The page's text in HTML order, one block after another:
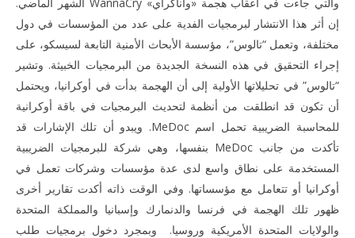
إن أثر هذا الانتشار لبرمجيات الفدية على عدد من المؤسسات في دول
مختلفة، وتعمل “تالوس”، مؤسسة الأبحاث الأمنية التابعة لسيسكو، على
إجراء التحقيق في هذه النسخة الجديدة من البرمجيات الخبيثة. وتشير
“تالوس” في تحليلاتها الأولية إلى أن الهجمة بدأت في أوكرانيا، ويحتمل
أن تكون قد انطلقت من أنظمة لتحديث البرمجيات في باقة أوكرانية
للمحاسبة الضريبية تحمل اسم MeDoc. ويبدو أن تلك الإشارات قد
تأكدت من جانب MeDoc بنفسها، وهي شركة للبرمجيات الضريبية
المستخدمة على نطاق واسع لدى عدة مؤسسات وشركات تعمل في
أوكرانيا أو تتعامل مع مؤسساتها. وفي الوقت ذاته أكدت تقارير أخرى
ظهور تلك الهجمة في فرنسا والدنمارك وإسبانيا والمملكة المتحدة
والولايات المتحدة الأمريكية وروسيا. وبمجرد دخول برمجيات طلب